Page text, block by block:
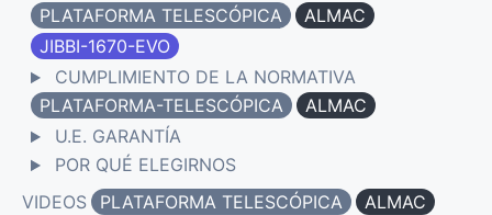
PLATAFORMA TELESCÓPICA
ALMAC
JIBBI-1670-EVO
CUMPLIMIENTO DE LA NORMATIVA
PLATAFORMA-TELESCÓPICA
ALMAC
U.E. GARANTÍA
POR QUÉ ELEGIRNOS
VIDEOS
PLATAFORMA TELESCÓPICA
ALMAC